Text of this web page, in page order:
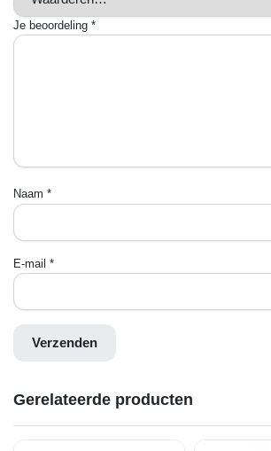
Je beoordeling *
Naam *
E-mail *
Gerelateerde producten